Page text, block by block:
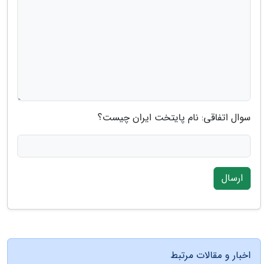
سوال اتفاقی: نام پایتخت ایران چیست؟
ارسال
اخبار و مقالات مرتبط